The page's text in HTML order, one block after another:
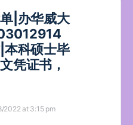
|办华威大
本科硕士毕
凭证书，
2022 at 3:15 pm